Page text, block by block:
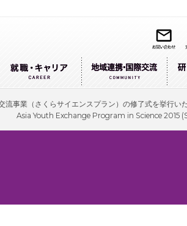
流事業（さくらサイエンスプラン）の修了式を挙
Asia Youth Exchange Program in Science 2015